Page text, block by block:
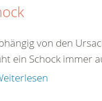
von den
ein Schock immer